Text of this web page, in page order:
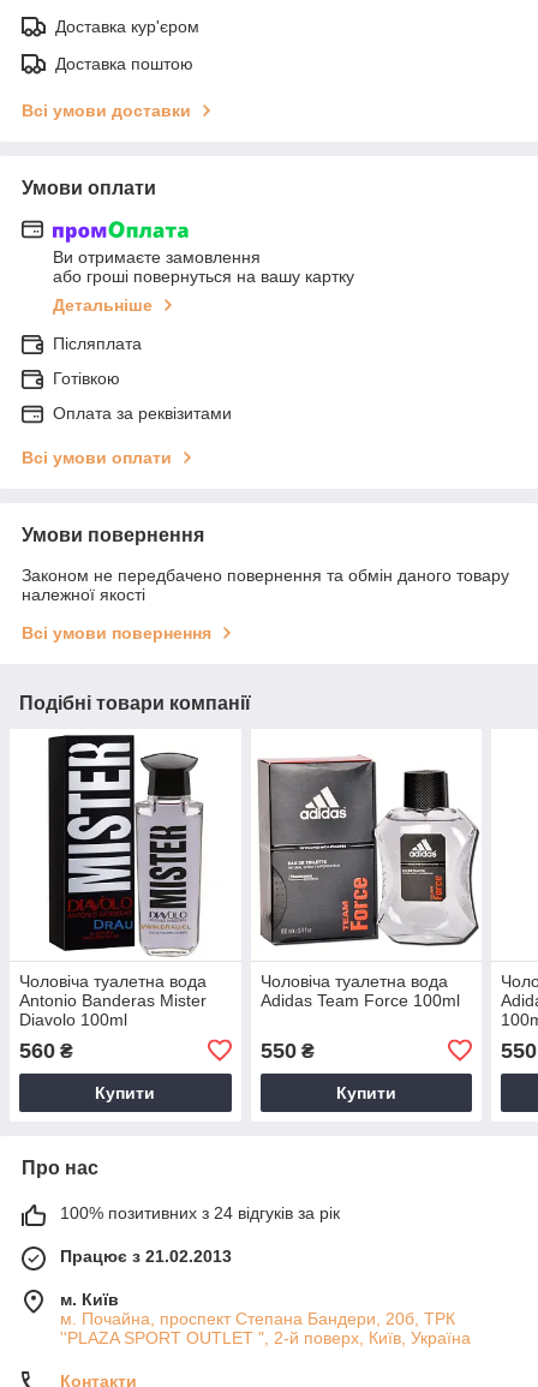
Доставка кур'єром
Доставка поштою
Всі умови доставки
Умови оплати
Ви отримаєте замовлення
або гроші повернуться на вашу картку
Детальніше
Післяплата
Готівкою
Оплата за реквізитами
Всі умови оплати
Умови повернення
Законом не передбачено повернення та обмін даного товару
належної якості
Всі умови повернення
Подібні товари компанії
Чоловіча туалетна вода
Antonio Banderas Mister
Diavolo 100ml
560 ₴
Купити
Чоловіча туалетна вода
Adidas Team Force 100ml
550₴
Купити
550
Про нас
100% позитивних з 24 відгуків за рік
Працює з 21.02.2013
м. Київ
м. Почайна, проспект Степана Бандери, 20б, ТРК
''PLAZA SPORT OUTLET ", 2-й поверх, Київ, Україна
Контакти